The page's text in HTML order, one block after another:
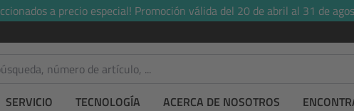
a precio especial! Promoción válida del 20 de abril al 31 de
SERVICIO TECNOLOGÍA ACERCA DE NOSOTROS